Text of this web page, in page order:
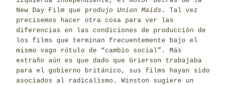
New Day Film que produjo Union Maids . Tal vez
precisemos hacer otra cosa para ver las
diferencias en las condiciones de producción de
los films que terminan frecuentemente bajo el
mismo vago rótulo de “cambio social”. Más
extraño aún es que dado que Grierson trabajaba
para el gobierno británico, sus films hayan sido
asociados al radicalismo. Winston sugiere un